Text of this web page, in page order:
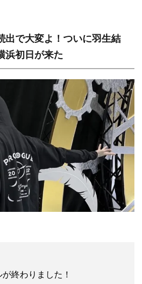
出で大変よ！ついに羽生結
浜初日が来た
終わりました！